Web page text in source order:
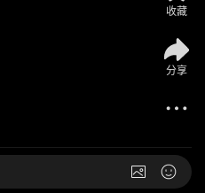
收藏
分享